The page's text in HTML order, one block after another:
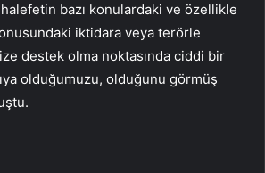
bazı konulardaki ve özellikle
iktidara veya terörle
destek olma noktasında ciddi bir
olduğumuzu, olduğunu görmüş